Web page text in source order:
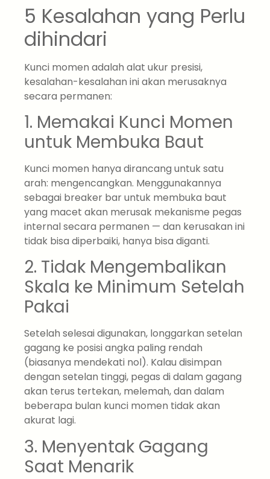
5 Kesalahan yang Perlu
dihindari
Kunci momen adalah alat ukur presisi,
kesalahan-kesalahan ini akan merusaknya
secara permanen:
1. Memakai Kunci Momen
untuk Membuka Baut
Kunci momen hanya dirancang untuk satu
arah: mengencangkan. Menggunakannya
sebagai breaker bar untuk membuka baut
yang macet akan merusak mekanisme pegas
internal secara permanen — dan kerusakan ini
tidak bisa diperbaiki, hanya bisa diganti.
2. Tidak Mengembalikan
Skala ke Minimum Setelah
Pakai
Setelah selesai digunakan, longgarkan setelan
gagang ke posisi angka paling rendah
(biasanya mendekati nol). Kalau disimpan
dengan setelan tinggi, pegas di dalam gagang
akan terus tertekan, melemah, dan dalam
beberapa bulan kunci momen tidak akan
akurat lagi.
3. Menyentak Gagang
Saat Menarik